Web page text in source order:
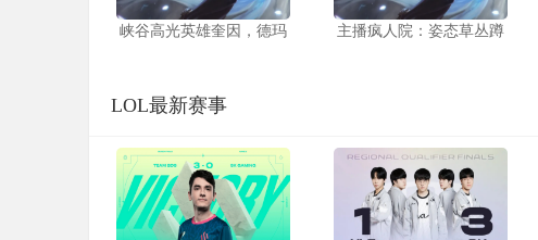
峡谷高光英雄奎因，德玛 主播疯人院：姿态草丛蹲
LOL最新赛事